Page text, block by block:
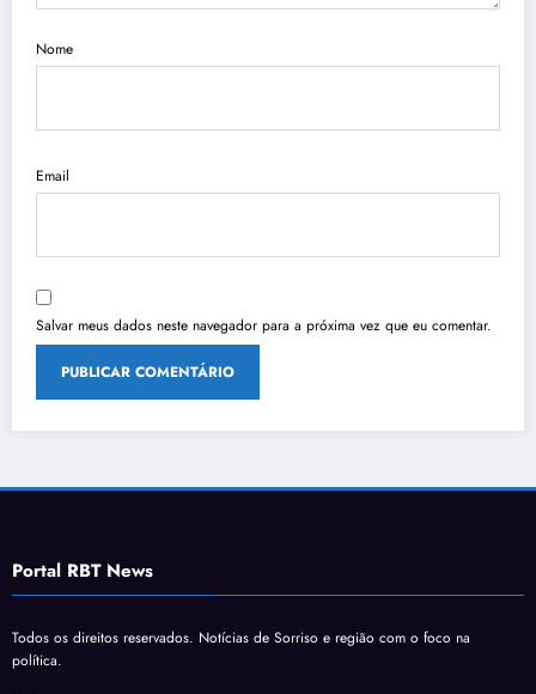
Nome
Email
Salvar meus dados neste navegador para a próxima vez que eu comentar.
Portal RBT News
Todos os direitos reservados. Notícias de Sorriso e região com o foco na
política.